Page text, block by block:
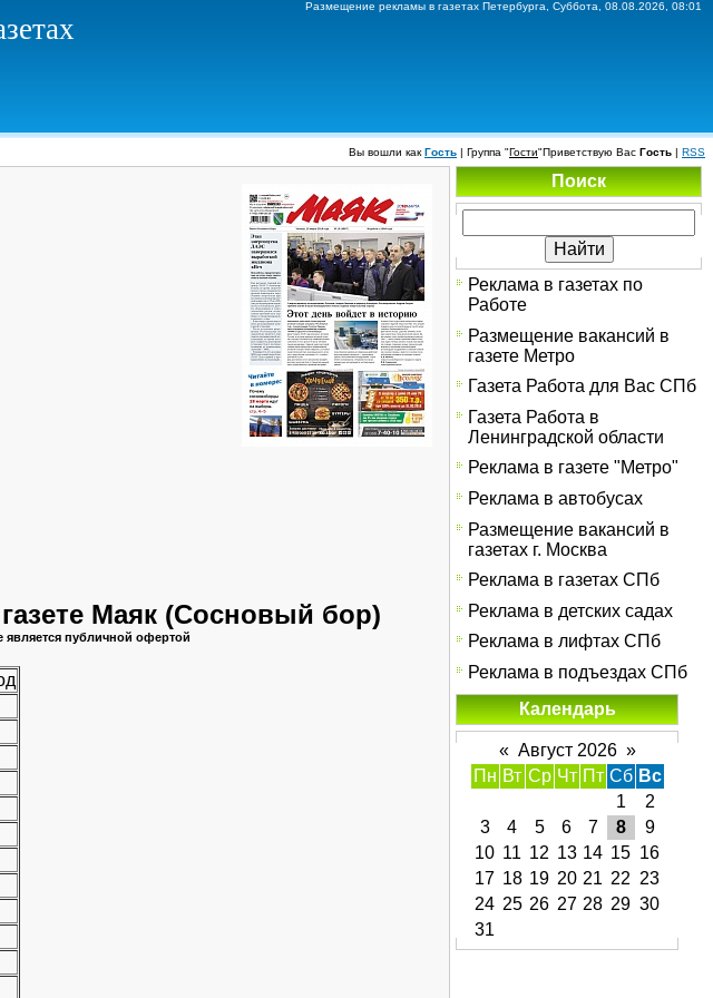
Размещение рекламы в газетах Петербурга, Суббота, 08.08.2026, 08:01
Вы вошли как Гость | Группа "Гости"Приветствую Вас Гость | RSS
Маяк (Сосновый бор)
является публичной офертой
Поиск
Реклама в газетах по
Работе
Размещение вакансий в
газете Метро
Газета Работа для Вас СПб
Газета Работа в
Ленинградской области
Реклама в газете "Метро"
Реклама в автобусах
Размещение вакансий в
газетах г. Москва
Реклама в газетах СПб
Реклама в детских садах
Реклама в лифтах СПб
Реклама в подъездах СПб
Календарь
« Август 2026 »
Пн Вт Ср Чт Пт Сб Вс
1
2
3
4 5 6 7 8
9
10 11 12 13 14 15 16
17 18 19 20 21 22 23
24 25 26 27 28 29 30
31